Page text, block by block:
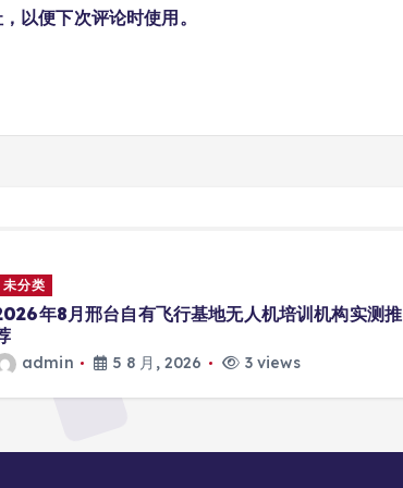
以便下次评论时使用。
未分类
德州本地装修实测：刚需优选德州天禾居装饰
程有限公司
admin 5 8 月, 2026 3 views